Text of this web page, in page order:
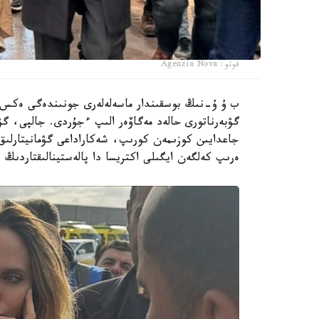
فوتو: Agenzia Nova
ب ۇ ۇ-نىڭ بوسقىندار ماسەلەلەرى جونىندەگى
گۋبەرناتورى حالەد مەگاۆەر الىپ ءجۇردى. جالپى،
جاعدايىن كوزىمەن كورىپ، شەكاراداعى
ەرىپ كەلگەن ايگىلى اكتريسا دا